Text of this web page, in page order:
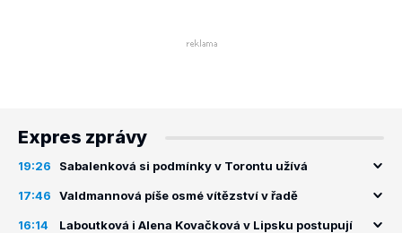
Expres zprávy
19:26 Sabalenková si podmínky v Torontu užívá
17:46 Valdmannová píše osmé vítězství v řadě
16:14 Laboutková i Alena Kovačková v Lipsku postupují